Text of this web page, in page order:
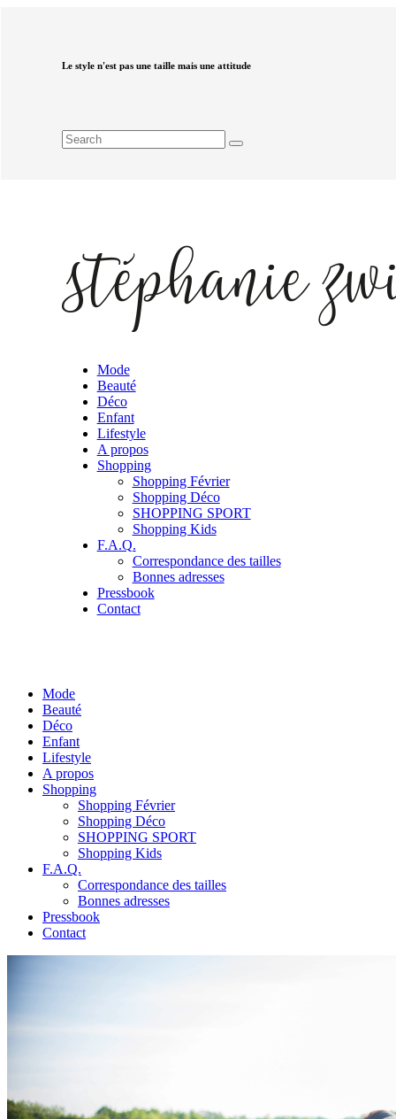
Le style n'est pas une taille mais une attitude
Mode
Beauté
Déco
Enfant
Lifestyle
A propos
Shopping
Shopping Février
Shopping Déco
SHOPPING SPORT
Shopping Kids
F.A.Q.
Correspondance des tailles
Bonnes adresses
Pressbook
Contact
Mode
Beauté
Déco
Enfant
Lifestyle
A propos
Shopping
Shopping Février
Shopping Déco
SHOPPING SPORT
Shopping Kids
F.A.Q.
Correspondance des tailles
Bonnes adresses
Pressbook
Contact